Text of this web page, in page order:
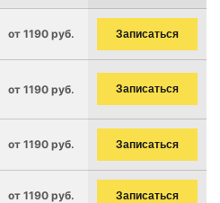
от 1190 руб. Записаться
от 1190 руб. Записаться
от 1190 руб. Записаться
от 1190 руб. Записаться